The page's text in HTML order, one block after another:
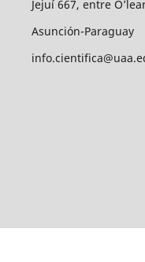
Jejuí 667, entre
Asunción-Paraguay